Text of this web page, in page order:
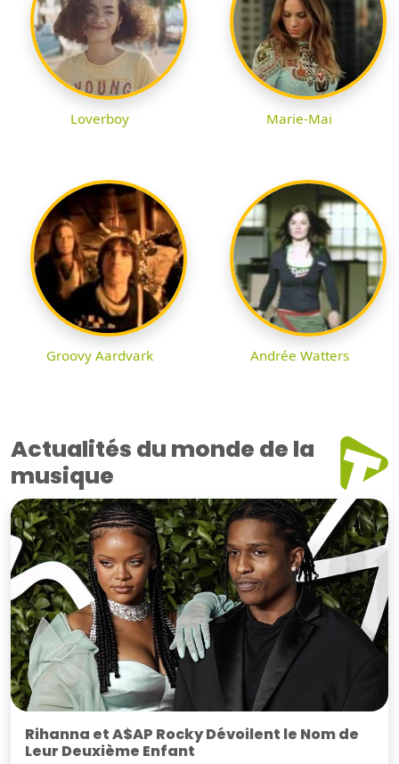
Loverboy Marie-Mai
Groovy Aardvark Andrée Watters
Actualités du monde de la
musique
Rihanna et A$AP Rocky Dévoilent le Nom de
Leur Deuxième Enfant